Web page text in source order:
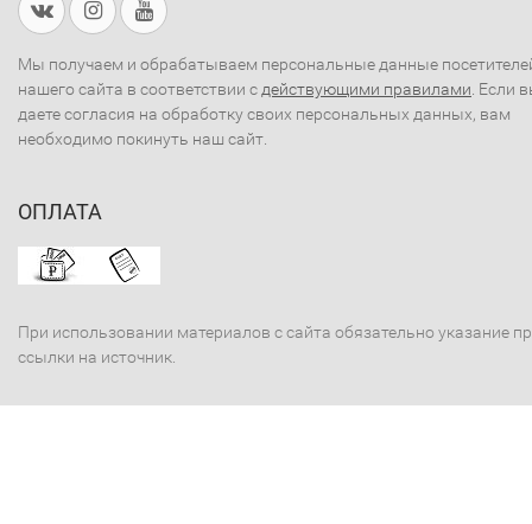
Мы получаем и обрабатываем персональные данные
нашего сайта в соответствии с действующими правилами . Если
даете согласия на обработку своих персональных данных, вам
необходимо покинуть наш сайт.
ОПЛАТА
При использовании материалов с сайта обязательно указание
ссылки на источник.